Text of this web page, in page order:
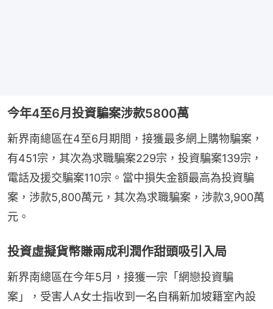
今年4至6月投資騙案涉款5800萬
新界南總區在4至6月期間，接獲最多網上購物騙案，
有451宗，其次為求職騙案229宗，投資騙案139宗，
電話及援交騙案110宗。當中損失金額最高為投資騙
案，涉款5,800萬元，其次為求職騙案，涉款3,900萬
元。
投資虛擬貨幣賺兩成利潤作甜頭吸引入局
新界南總區在今年5月，接獲一宗「網戀投資騙
案」，受害人A女士指收到一名自稱新加坡籍室內設